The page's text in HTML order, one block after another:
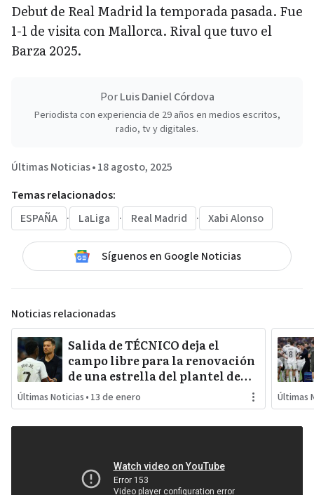
Debut de Real Madrid la temporada pasada. Fue
1-1 de visita con Mallorca. Rival que tuvo el
Barza 2025.
PorLuis Daniel Córdova
Periodista con experiencia de 29 años en medios escritos,
radio, tv y digitales.
Últimas Noticias•18 agosto, 2025
Temas relacionados:
ESPAÑA
· LaLiga · Real Madrid · Xabi Alonso
Síguenos en Google Noticias
Noticias relacionadas
Salida de TÉCNICO deja el
campo libre para la renovación
de una estrella del plantel de
REAL MADRID
Últimas Noticias • 13 de enero Últimas